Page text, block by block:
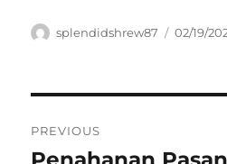
Author
splendidshrew87
Posted
02/19/
pos
PREVIOUS
Previous